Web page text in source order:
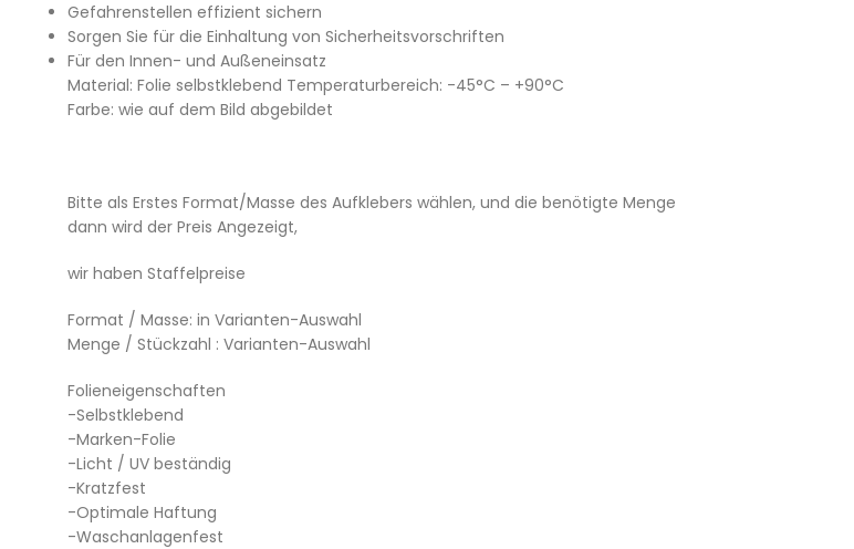
Gefahrenstellen effizient sichern
Sorgen Sie für die Einhaltung von Sicherheitsvorschriften
Für den Innen- und Außeneinsatz
Material: Folie selbstklebend Temperaturbereich: -45°C – +90°C
Farbe: wie auf dem Bild abgebildet
Bitte als Erstes Format/Masse des Aufklebers wählen, und die benötigte Menge
dann wird der Preis Angezeigt,
wir haben Staffelpreise
Format / Masse: in Varianten-Auswahl
Menge / Stückzahl : Varianten-Auswahl
Folieneigenschaften
-Selbstklebend
-Marken-Folie
-Licht / UV beständig
-Kratzfest
-Optimale Haftung
-Waschanlagenfest